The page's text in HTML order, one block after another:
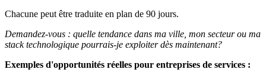
Chacune peut être traduite en plan de 90 jours.
Demandez-vous : quelle tendance dans ma ville, mon secteur ou ma
stack technologique pourrais-je exploiter dès maintenant?
Exemples d'opportunités réelles pour entreprises de services :